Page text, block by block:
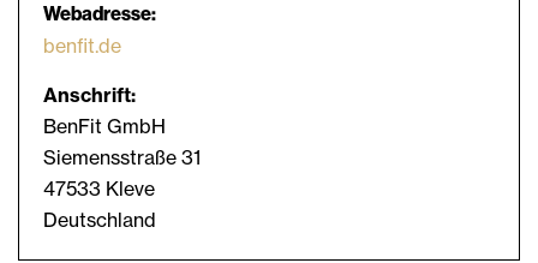
Webadresse:
benfit.de
Anschrift:
BenFit GmbH
Siemensstraße 31
47533 Kleve
Deutschland